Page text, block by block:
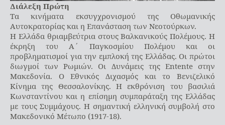
Διάλεξη Πρώτη
Τα κινήματα εκσυγχρονισμού της Οθωμανικής
Αυτοκρατορίας και η Επανάσταση των Νεοτούρκων.
Η Ελλάδα θριαμβεύτρια στους Βαλκανικούς Πολέμους. Η
έκρηξη του Α΄ Παγκοσμίου Πολέμου και οι
προβληματισμοί για την εμπλοκή της Ελλάδας. Οι πρώτοι
διωγμοί των Ρωμιών. Οι Δυνάμεις της Entente στην
Μακεδονία. Ο Εθνικός Διχασμός και το Βενιζελικό
Κίνημα της Θεσσαλονίκης. Η εκθρόνιση του βασιλιά
Κωνσταντίνου και η επίσημη συμπαράταξη της Ελλάδας
με τους Συμμάχους. Η σημαντική ελληνική συμβολή στο
Μακεδονικό Μέτωπο (1917-18).